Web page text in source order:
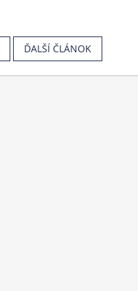
ĎALŠÍ ČLÁNOK